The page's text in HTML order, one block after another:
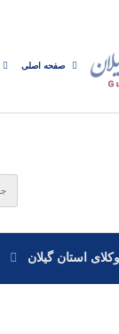
صفحه اصلی
وکلای استان گیلان